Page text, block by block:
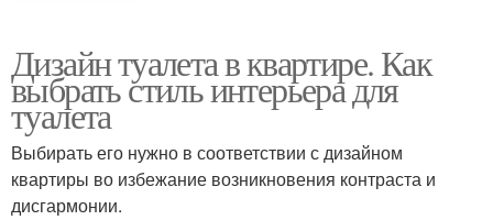
Дизайн туалета в квартире. Как
выбрать стиль интерьера для
туалета
Выбирать его нужно в соответствии с дизайном
квартиры во избежание возникновения контраста и
дисгармонии.